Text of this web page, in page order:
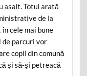
asalt. Totul arată
de la
cele mai bune
de parcuri vor
copil din comună
și să-și petreacă